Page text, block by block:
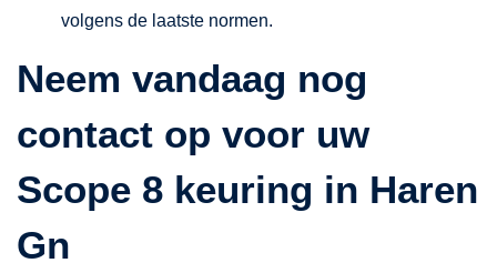
volgens de laatste normen.
Neem vandaag nog
contact op voor uw
Scope 8 keuring in Haren
Gn